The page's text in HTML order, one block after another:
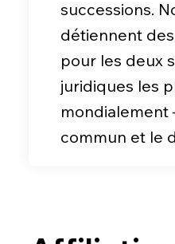
successions.
détiennent
pour les deux
juridiques les
mondialement
commun et le